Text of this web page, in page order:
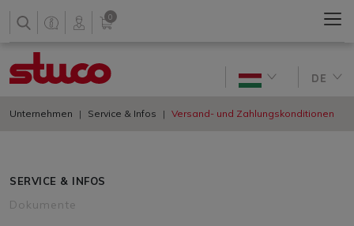
0
DE
Unternehmen Service & Infos Versand- und Zahlungskonditionen
SERVICE & INFOS
Dokumente